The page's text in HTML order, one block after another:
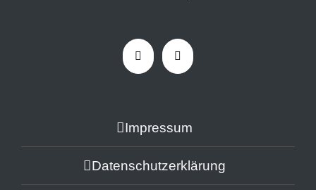
Impressum
Datenschutzerklärung